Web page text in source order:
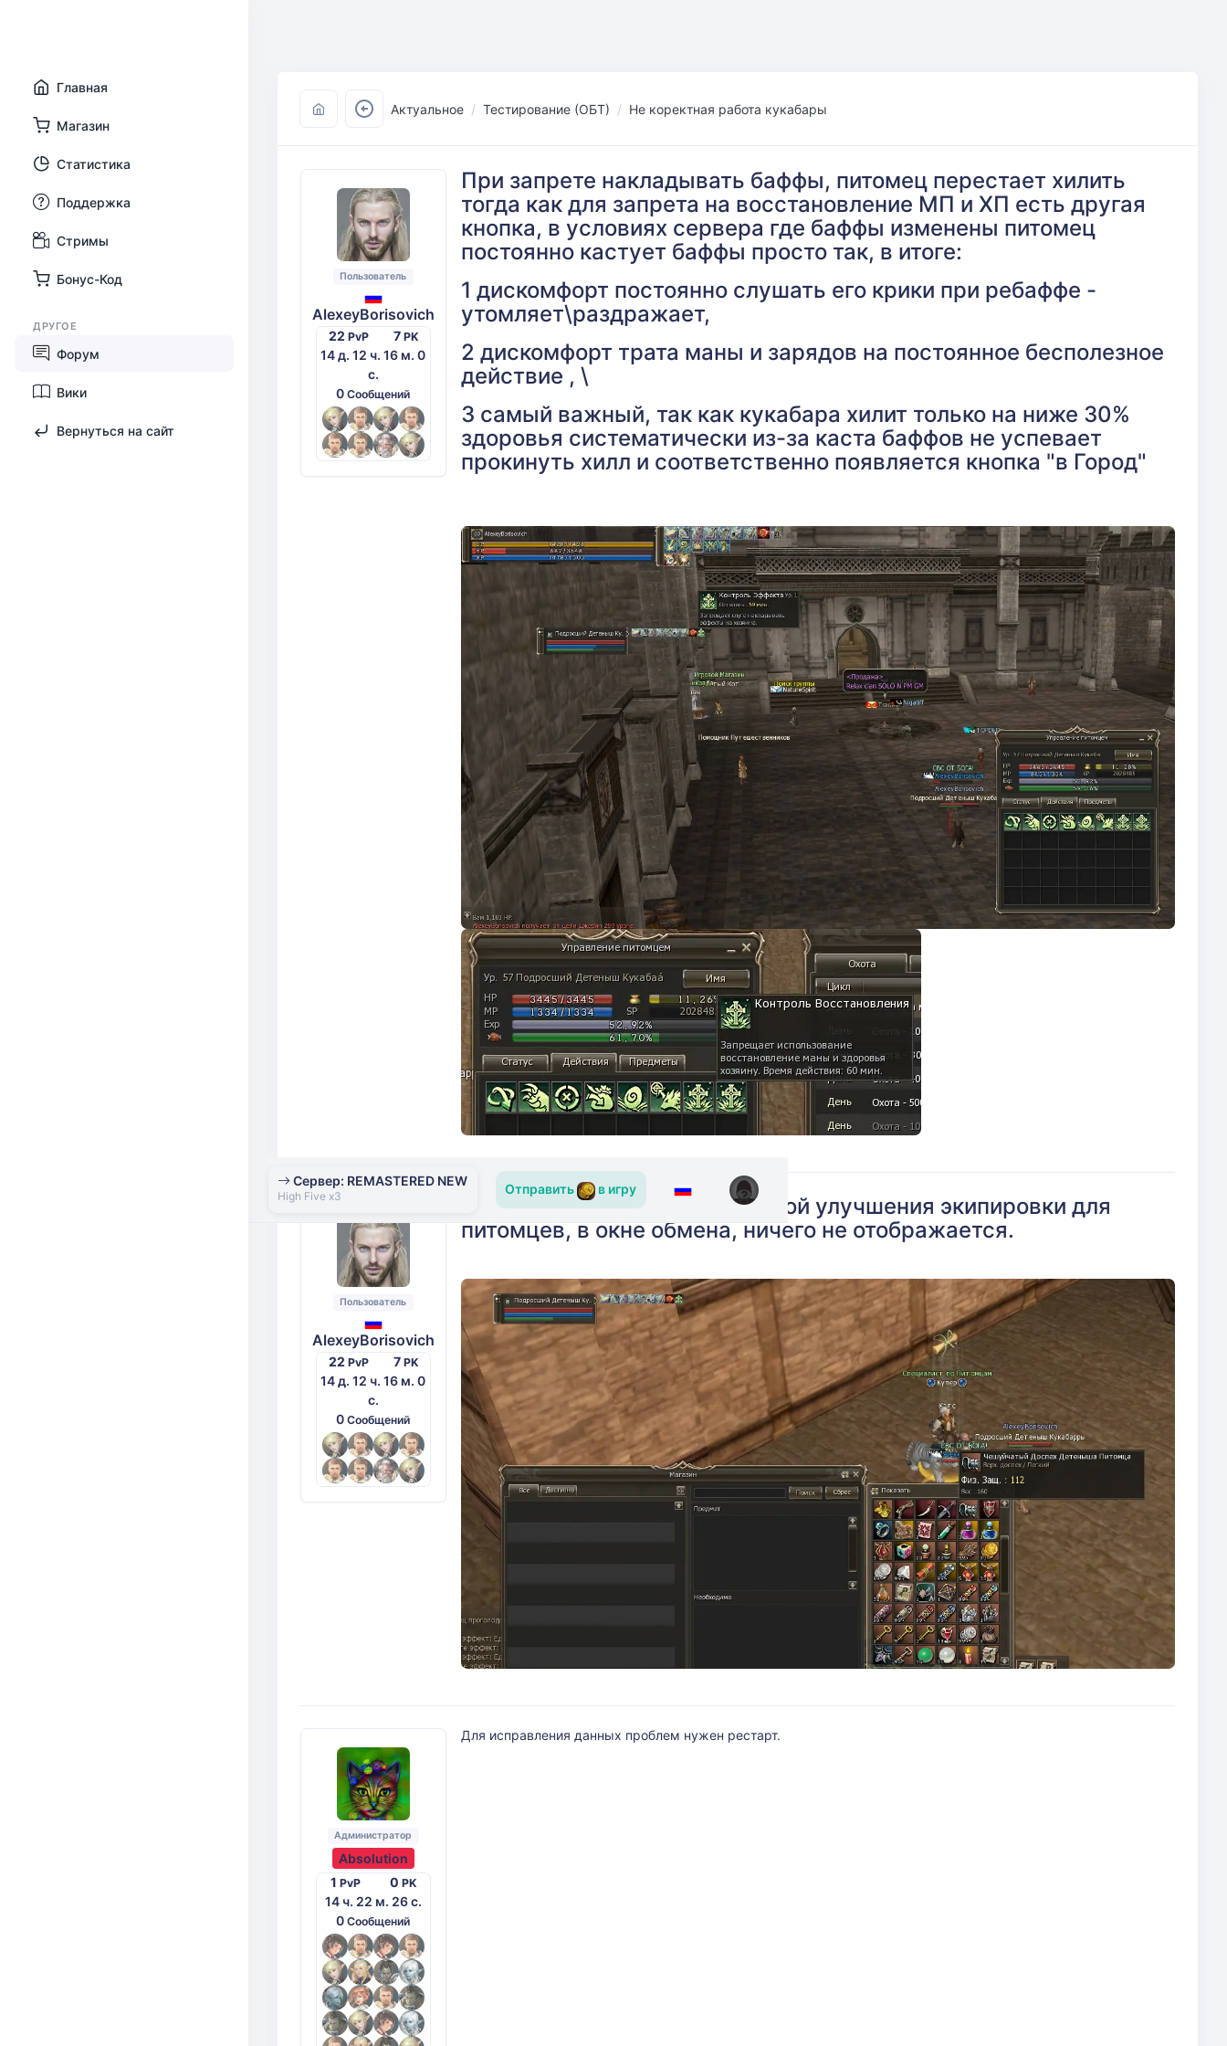
Сервер: REMASTERED NEW
High Five x3 Отправить в игру
Главная
Магазин
Статистика
Поддержка
Стримы
Бонус-Код
ДРУГОЕ
Форум
Вики
Вернуться на сайт
Актуальное Тестирование (ОБТ) Не коректная работа кукабары
Пользователь
AlexeyBorisovich
22 PvP 7 PK
14 д. 12 ч. 16 м. 0
с.
0Сообщений
При запрете накладывать баффы, питомец перестает хилить
тогда как для запрета на восстановление МП и ХП есть другая
кнопка, в условиях сервера где баффы изменены питомец
постоянно кастует баффы просто так, в итоге:
1 дискомфорт постоянно слушать его крики при ребаффе -
утомляет\раздражает,
2 дискомфорт трата маны и зарядов на постоянное бесполезное
действие , \
3 самый важный, так как кукабара хилит только на ниже 30%
здоровья систематически из-за каста баффов не успевает
прокинуть хилл и соответственно появляется кнопка "в Город"
Пользователь
AlexeyBorisovich
22 PvP 7 PK
14 д. 12 ч. 16 м. 0
с.
0Сообщений
Так же жду решения с починкой улучшения экипировки для
питомцев, в окне обмена, ничего не отображается.
Администратор
Absolution
1 PvP 0 PK
14 ч. 22 м. 26 с.
0Сообщений
Для исправления данных проблем нужен рестарт.